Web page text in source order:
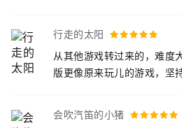
行走的太阳
从其他游戏转过来的，难度
版更像原来玩儿的游戏，坚
会吹汽笛的小猪